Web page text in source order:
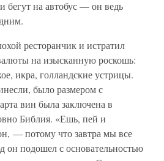
бегут на автобус — он ведь
ресторанчик и истратил
на изысканную роскошь:
икра, голландские устрицы.
было размером с
вин была заключена в
Библия. «Ешь, пей и
— потому что завтра мы все
подошел с основательностью